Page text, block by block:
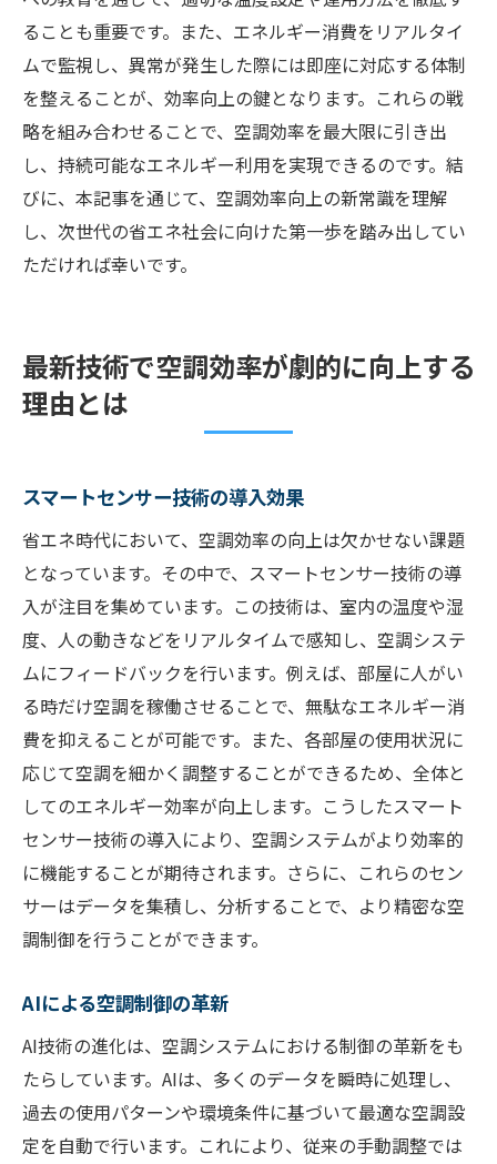
ることも重要です。また、エネルギー消費をリアルタイ
ムで監視し、異常が発生した際には即座に対応する体制
を整えることが、効率向上の鍵となります。これらの戦
略を組み合わせることで、空調効率を最大限に引き出
し、持続可能なエネルギー利用を実現できるのです。結
びに、本記事を通じて、空調効率向上の新常識を理解
し、次世代の省エネ社会に向けた第一歩を踏み出してい
ただければ幸いです。
最新技術で空調効率が劇的に向上する
理由とは
スマートセンサー技術の導入効果
省エネ時代において、空調効率の向上は欠かせない課題
となっています。その中で、スマートセンサー技術の導
入が注目を集めています。この技術は、室内の温度や湿
度、人の動きなどをリアルタイムで感知し、空調システ
ムにフィードバックを行います。例えば、部屋に人がい
る時だけ空調を稼働させることで、無駄なエネルギー消
費を抑えることが可能です。また、各部屋の使用状況に
応じて空調を細かく調整することができるため、全体と
してのエネルギー効率が向上します。こうしたスマート
センサー技術の導入により、空調システムがより効率的
に機能することが期待されます。さらに、これらのセン
サーはデータを集積し、分析することで、より精密な空
調制御を行うことができます。
AIによる空調制御の革新
AI技術の進化は、空調システムにおける制御の革新をも
たらしています。AIは、多くのデータを瞬時に処理し、
過去の使用パターンや環境条件に基づいて最適な空調設
定を自動で行います。これにより、従来の手動調整では